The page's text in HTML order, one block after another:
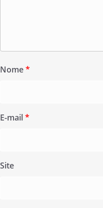
Nome*
E-mail*
Site